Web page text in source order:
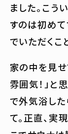
ました。こ
すのは初め
でいただくこ
家の中を見せ
雰囲気！」と
で外気浴した
て。正直、実